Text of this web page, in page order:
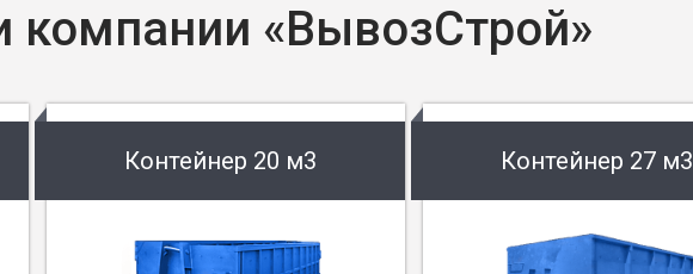
компании «ВывозСтрой»
Контейнер 20 м3 Контейнер 27 м3